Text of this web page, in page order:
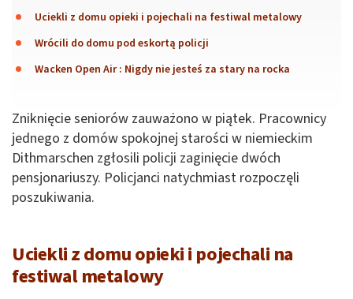
Uciekli z domu opieki i pojechali na festiwal metalowy
Wrócili do domu pod eskortą policji
Wacken Open Air : Nigdy nie jesteś za stary na rocka
Zniknięcie seniorów zauważono w piątek. Pracownicy
jednego z domów spokojnej starości w niemieckim
Dithmarschen zgłosili policji zaginięcie dwóch
pensjonariuszy. Policjanci natychmiast rozpoczęli
poszukiwania.
Uciekli z domu opieki i pojechali na
festiwal metalowy